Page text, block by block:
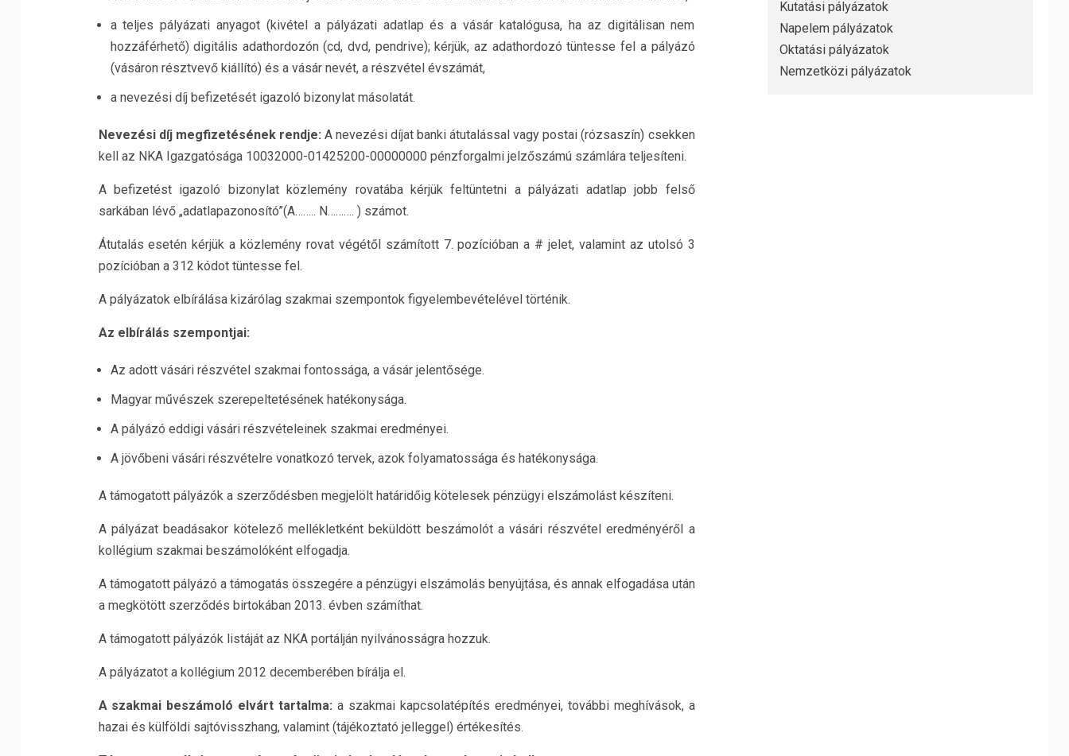
a teljes pályázati anyagot (kivétel a pályázati adatlap és a vásár katalógusa, ha az digitálisan nem
hozzáférhető) digitális adathordozón (cd, dvd, pendrive); kérjük, az adathordozó tüntesse fel a pályázó
(vásáron résztvevő kiállító) és a vásár nevét, a részvétel évszámát,
a nevezési díj befizetését igazoló bizonylat másolatát.
Nevezési díj megfizetésének rendje: A nevezési díjat banki átutalással vagy postai (rózsaszín) csekken
kell az NKA Igazgatósága 10032000-01425200-00000000 pénzforgalmi jelzőszámú számlára teljesíteni.
A befizetést igazoló bizonylat közlemény rovatába kérjük feltüntetni a pályázati adatlap jobb felső
sarkában lévő „adatlapazonosító”(A…….. N………. ) számot.
Átutalás esetén kérjük a közlemény rovat végétől számított 7. pozícióban a # jelet, valamint az utolsó 3
pozícióban a 312 kódot tüntesse fel.
A pályázatok elbírálása kizárólag szakmai szempontok figyelembevételével történik.
Az elbírálás szempontjai:
Az adott vásári részvétel szakmai fontossága, a vásár jelentősége.
Magyar művészek szerepeltetésének hatékonysága.
A pályázó eddigi vásári részvételeinek szakmai eredményei.
A jövőbeni vásári részvételre vonatkozó tervek, azok folyamatossága és hatékonysága.
A támogatott pályázók a szerződésben megjelölt határidőig kötelesek pénzügyi elszámolást készíteni.
A pályázat beadásakor kötelező mellékletként beküldött beszámolót a vásári részvétel eredményéről a
kollégium szakmai beszámolóként elfogadja.
A támogatott pályázó a támogatás összegére a pénzügyi elszámolás benyújtása, és annak elfogadása után
a megkötött szerződés birtokában 2013. évben számíthat.
A támogatott pályázók listáját az NKA portálján nyilvánosságra hozzuk.
A pályázatot a kollégium 2012 decemberében bírálja el.
A szakmai beszámoló elvárt tartalma:a szakmai kapcsolatépítés eredményei, további meghívások, a
hazai és külföldi sajtóvisszhang, valamint (tájékoztató jelleggel) értékesítés.
Kutatási pályázatok
Napelem pályázatok
Oktatási pályázatok
Nemzetközi pályázatok